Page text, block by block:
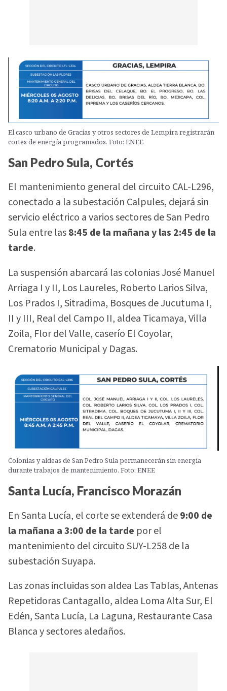
El casco urbano de Gracias y otros sectores de Lempira registrarán
cortes de energía programados. Foto: ENEE
San Pedro Sula, Cortés
El mantenimiento general del circuito CAL-L296,
conectado a la subestación Calpules, dejará sin
servicio eléctrico a varios sectores de San Pedro
Sula entre las8:45 de la mañana y las 2:45 de la
tarde.
La suspensión abarcará las colonias José Manuel
Arriaga I y II, Los Laureles, Roberto Larios Silva,
Los Prados I, Sitradima, Bosques de Jucutuma I,
II y III, Real del Campo II, aldea Ticamaya, Villa
Zoila, Flor del Valle, caserío El Coyolar,
Crematorio Municipal y Dagas.
Colonias y aldeas de San Pedro Sula permanecerán sin energía
durante trabajos de mantenimiento. Foto: ENEE
Santa Lucía, Francisco Morazán
En Santa Lucía, el corte se extenderá de9:00 de
la mañana a 3:00 de la tarde por el
mantenimiento del circuito SUY-L258 de la
subestación Suyapa.
Las zonas incluidas son aldea Las Tablas, Antenas
Repetidoras Cantagallo, aldea Loma Alta Sur, El
Edén, Santa Lucía, La Laguna, Restaurante Casa
Blanca y sectores aledaños.